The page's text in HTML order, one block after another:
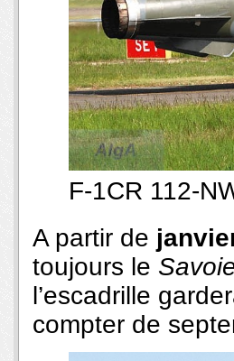
F-1CR 112-
A partir de
toujours le
l’escadrille
compter de